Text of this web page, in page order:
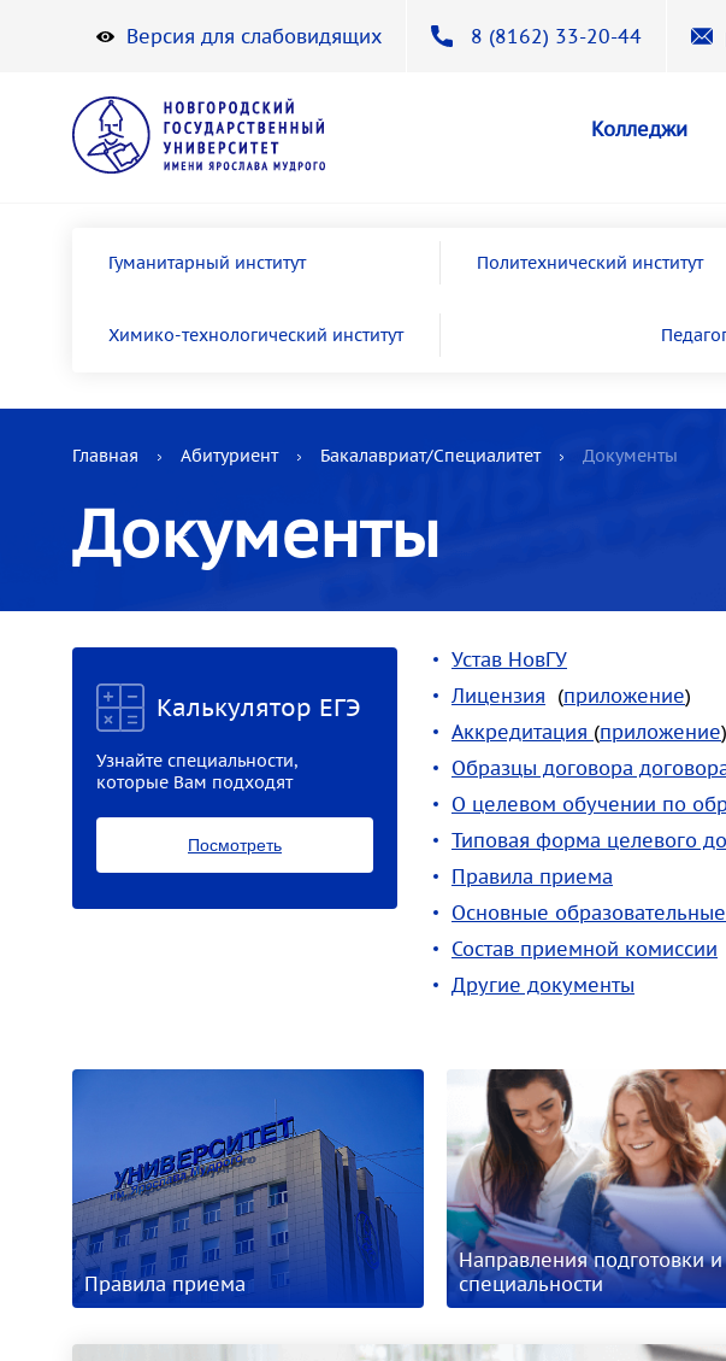
Версия для слабовидящих 8 (8162) 33-20-44
Колледжи
Гуманитарный институт Политехнический институт
Химико-технологический институт
Главная Абитуриент Бакалавриат/Специалитет Документы
Документы
Калькулятор ЕГЭ
Узнайте специальности,
которые Вам подходят
Посмотреть
Устав НовГУ
Лицензия (приложение)
Аккредитация (приложение)
Образцы договора
О целевом обучении по
Типовая форма целевого
Правила приема
Основные
Состав приемной комиссии
Другие документы
Правила приема
Направления подготовки и
специальности